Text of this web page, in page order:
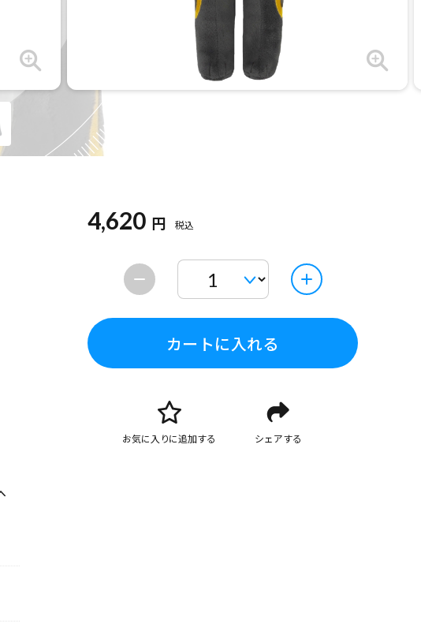
4,620 円 税込
カートに入れる
お気に入りに追加する シェアする